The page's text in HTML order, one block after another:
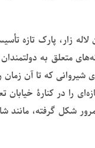
زار، پارک تازه
متعلق به
شیروانی که تا آن
را در کنارۀ خیابان
شکل گرفته، مانند